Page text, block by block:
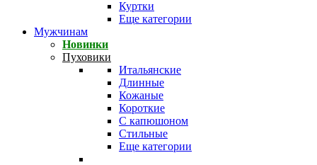
Куртки
Еще категории
Мужчинам
Новинки
Пуховики
Итальянские
Длинные
Кожаные
Короткие
С капюшоном
Стильные
Еще категории